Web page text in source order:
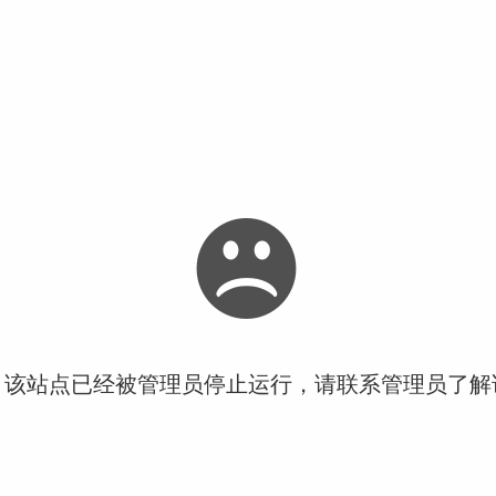
站点已经被管理员停止运行，请联系管理员了